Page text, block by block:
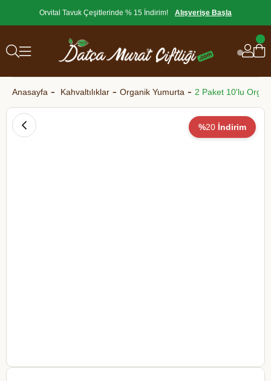
Orvital Tavuk Çeşitlerinde % 15 İndirim! Alışverişe Başla
Anasayfa Kahvaltılıklar Organik Yumurta 2 Paket 10'lu
%20 İndirim